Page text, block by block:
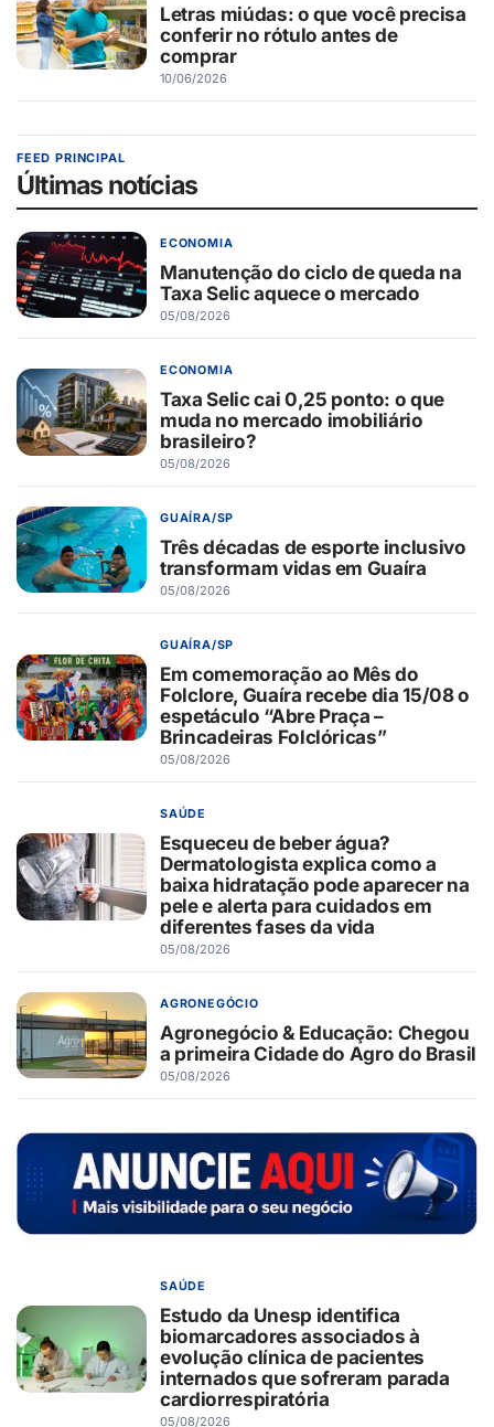
Letras miúdas: o que você precisa
conferir no rótulo antes de
comprar
10/06/2026
FEED PRINCIPAL
Últimas notícias
ECONOMIA
Manutenção do ciclo de queda na
Taxa Selic aquece o mercado
05/08/2026
ECONOMIA
Taxa Selic cai 0,25 ponto: o que
muda no mercado imobiliário
brasileiro?
05/08/2026
GUAÍRA/SP
Três décadas de esporte inclusivo
transformam vidas em Guaíra
05/08/2026
GUAÍRA/SP
Em comemoração ao Mês do
Folclore, Guaíra recebe dia 15/08 o
espetáculo “Abre Praça –
Brincadeiras Folclóricas”
05/08/2026
SAÚDE
Esqueceu de beber água?
Dermatologista explica como a
baixa hidratação pode aparecer na
pele e alerta para cuidados em
diferentes fases da vida
05/08/2026
AGRONEGÓCIO
Agronegócio & Educação: Chegou
a primeira Cidade do Agro do Brasil
05/08/2026
SAÚDE
Estudo da Unesp identifica
biomarcadores associados à
evolução clínica de pacientes
internados que sofreram parada
cardiorrespiratória
05/08/2026